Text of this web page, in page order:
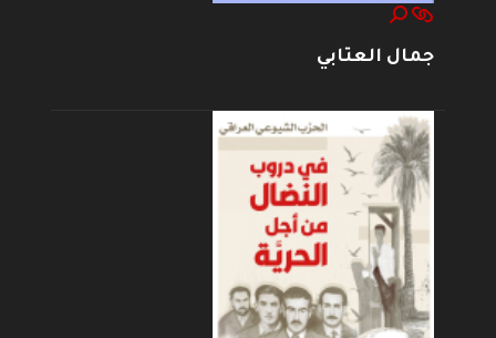
جمال العتابي